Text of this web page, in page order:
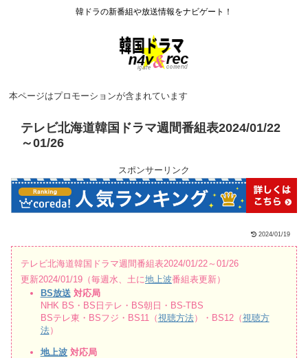
韓ドラの新番組や放送情報をナビゲート！
本ページはプロモーションが含まれています
テレビ北海道韓国ドラマ週間番組表2024/01/22
～01/26
スポンサーリンク
2024/01/19
テレビ北海道韓国ドラマ週間番組表2024/01/22～01/26
更新2024/01/19（毎週水、土に地上波番組表更新）
BS放送 対応局
NHK BS・BS日テレ・BS朝日・BS-TBS
BSテレ東・BSフジ・BS11（視聴方法）・BS12（視聴方
法）
地上波対応局